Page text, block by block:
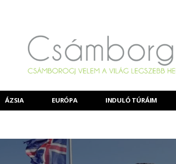
ÁZSIA EURÓPA INDULÓ TÚRÁIM